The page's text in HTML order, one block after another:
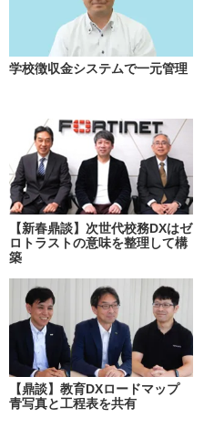
学校徴収金システムで一元管理
【新春鼎談】次世代校務DXはゼ
ロトラストの意味を整理して構
築
【鼎談】教育DXロードマップ
青写真と工程表を共有